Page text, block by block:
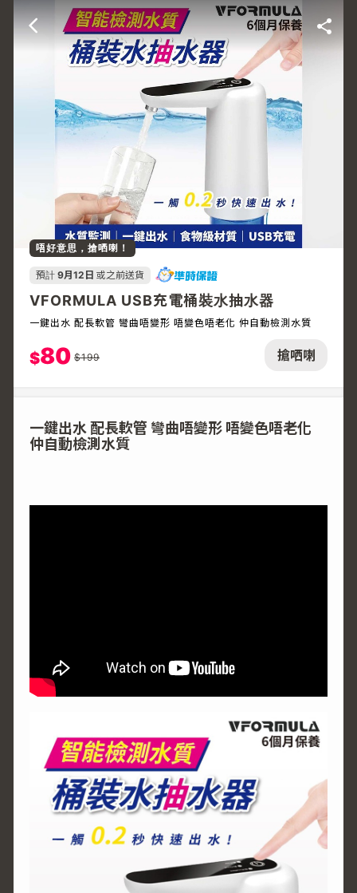
搶哂喇
唔好意思，搶哂喇！
預計 9月12日 或之前送貨
VFORMULA USB充電桶裝水抽水器
一鍵出水 配長軟管 彎曲唔變形 唔變色唔老化 仲自動檢測水質
$80 $199
一鍵出水 配長軟管 彎曲唔變形 唔變色唔老化
仲自動檢測水質